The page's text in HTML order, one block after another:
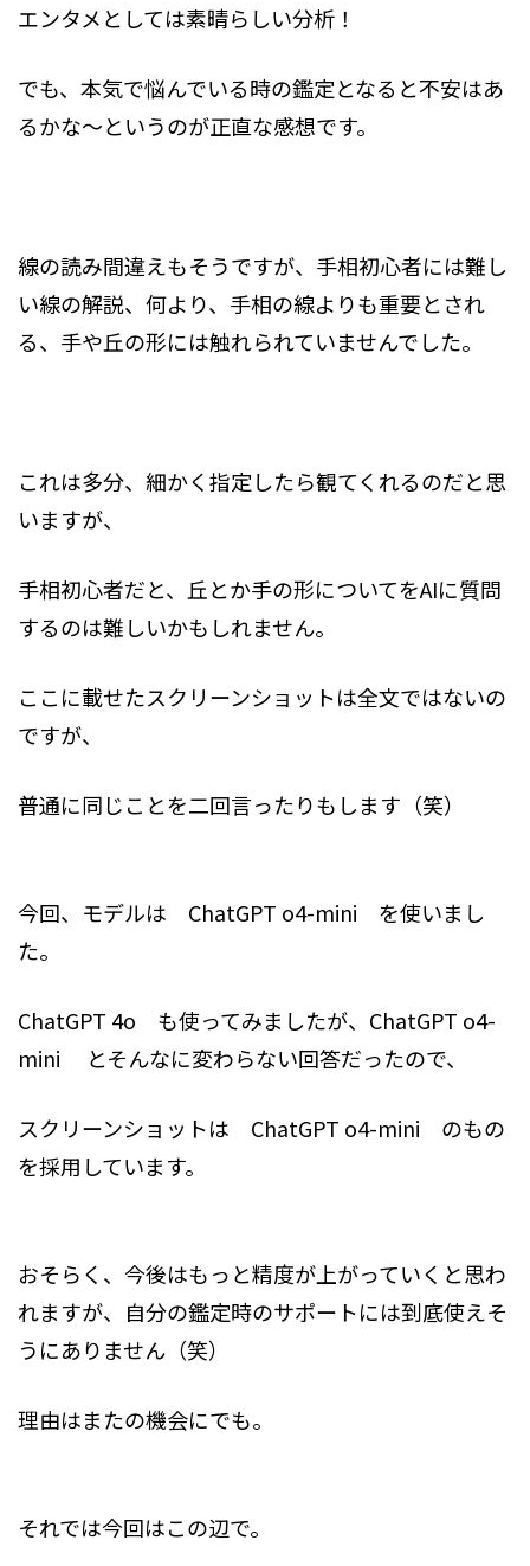
エンタメとしては素晴らしい分析！
でも、本気で悩んでいる時の鑑定となると不安はあ
るかな～というのが正直な感想です。
線の読み間違えもそうですが、手相初心者には難し
い線の解説、何より、手相の線よりも重要とされ
る、手や丘の形には触れられていませんでした。
これは多分、細かく指定したら観てくれるのだと思
いますが、
手相初心者だと、丘とか手の形についてをAIに質問
するのは難しいかもしれません。
ここに載せたスクリーンショットは全文ではないの
ですが、
普通に同じことを二回言ったりもします（笑）
今回、モデルは ChatGPT o4-mini を使いまし
た。
ChatGPT 4o も使ってみましたが、ChatGPT o4-
mini とそんなに変わらない回答だったので、
スクリーンショットは ChatGPT o4-mini のもの
を採用しています。
おそらく、今後はもっと精度が上がっていくと思わ
れますが、自分の鑑定時のサポートには到底使えそ
うにありません（笑）
理由はまたの機会にでも。
それでは今回はこの辺で。